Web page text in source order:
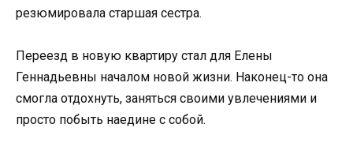
резюмировала старшая сестра.
Переезд в новую квартиру стал для Елены
Геннадьевны началом новой жизни. Наконец-то она
смогла отдохнуть, заняться своими увлечениями и
просто побыть наедине с собой.